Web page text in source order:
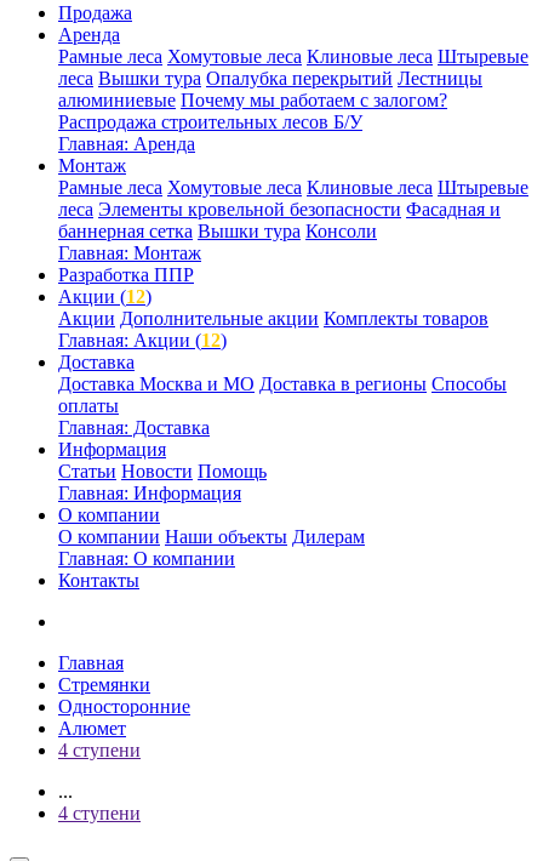
Продажа
Аренда
Рамные леса Хомутовые леса Клиновые леса Штыревые
леса Вышки тура Опалубка перекрытий Лестницы
алюминиевые Почему мы работаем с залогом?
Распродажа строительных лесов Б/У
Главная: Аренда
Монтаж
Рамные леса Хомутовые леса Клиновые леса Штыревые
леса Элементы кровельной безопасности Фасадная и
баннерная сетка Вышки тура Консоли
Главная: Монтаж
Разработка ППР
Акции (12)
Акции Дополнительные акции Комплекты товаров
Главная: Акции (12)
Доставка
Доставка Москва и МО Доставка в регионы Способы
оплаты
Главная: Доставка
Информация
Статьи Новости Помощь
Главная: Информация
О компании
О компании Наши объекты Дилерам
Главная: О компании
Контакты
Главная
Стремянки
Односторонние
Алюмет
4 ступени
...
4 ступени